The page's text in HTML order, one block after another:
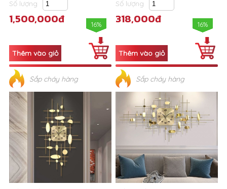
Số lượng
1,500,000đ 16%
Sắp cháy hàng
Số lượng
318,000đ 16%
Sắp cháy hàng